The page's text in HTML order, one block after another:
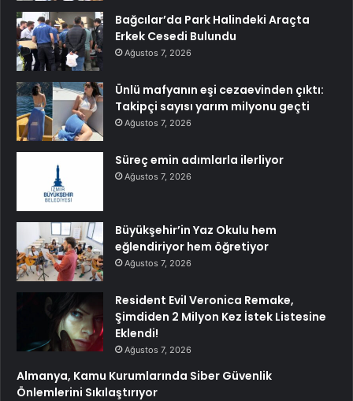
Bağcılar’da Park Halindeki Araçta
Erkek Cesedi Bulundu
Ağustos 7, 2026
Ünlü mafyanın eşi cezaevinden çıktı:
Takipçi sayısı yarım milyonu geçti
Ağustos 7, 2026
Süreç emin adımlarla ilerliyor
Ağustos 7, 2026
Büyükşehir’in Yaz Okulu hem
eğlendiriyor hem öğretiyor
Ağustos 7, 2026
Resident Evil Veronica Remake,
Şimdiden 2 Milyon Kez İstek Listesine
Eklendi!
Ağustos 7, 2026
Almanya, Kamu Kurumlarında Siber Güvenlik
Önlemlerini Sıkılaştırıyor